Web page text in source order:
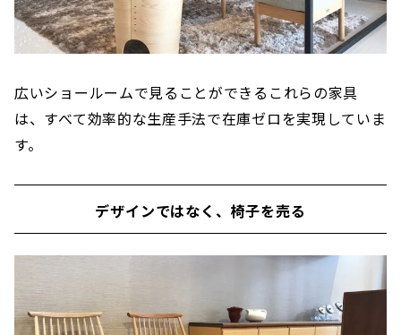
広いショールームで見ることができるこれらの家具
は、すべて効率的な生産手法で在庫ゼロを実現していま
す。
デザインではなく、椅子を売る